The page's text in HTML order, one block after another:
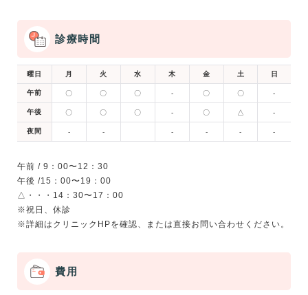
診療時間
曜日 月 火 水 木 金 土 日
午前 〇 〇 〇 - 〇 〇 -
午後 〇 〇 〇 - 〇 △ -
夜間 - - - - - -
午前 / 9：00〜12：30
午後 /15：00〜19：00
△・・・14：30〜17：00
※祝日、休診
費用